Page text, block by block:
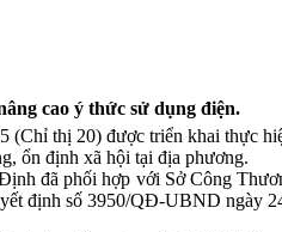
cao ý thức sử dụng điện.
thị 20) được triển khai thực
ổn định xã hội tại địa phương.
đã phối hợp với Sở Công
định số 3950/QĐ-UBND ngày